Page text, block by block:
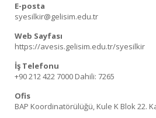
E-posta
syesilkir@gelisim.edu.tr
Web Sayfası
https://avesis.gelisim.edu.tr/syesilkir
İş Telefonu
+90 212 422 7000 Dahili: 7265
Ofis
BAP Koordinatörülüğü, Kule K Blok 22.